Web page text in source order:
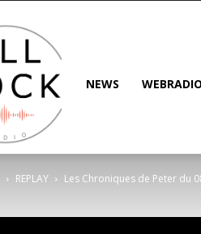
NEWS WEBRADIO
REPLAY Les Chroniques de Peter du